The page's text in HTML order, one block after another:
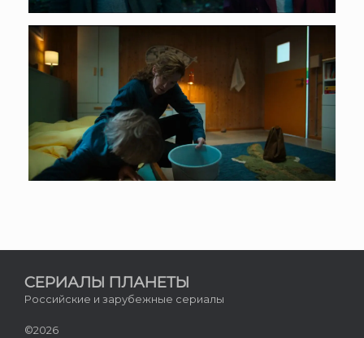
СЕРИАЛЫ ПЛАНЕТЫ
Российские и зарубежные сериалы
©2026